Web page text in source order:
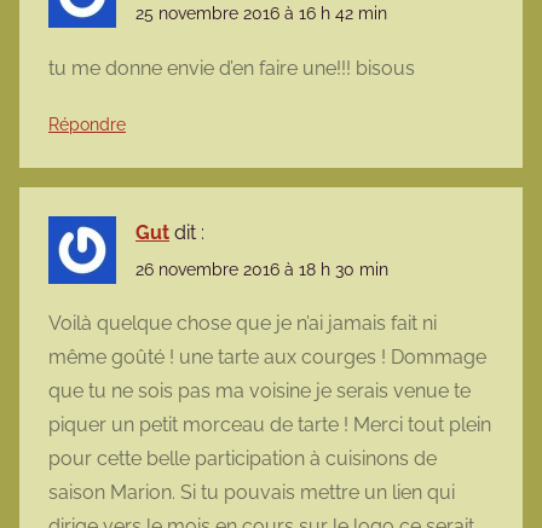
25 novembre 2016 à 16 h 42 min
tu me donne envie d’en faire une!!! bisous
Répondre
Gut dit :
26 novembre 2016 à 18 h 30 min
Voilà quelque chose que je n’ai jamais fait ni
même goûté ! une tarte aux courges ! Dommage
que tu ne sois pas ma voisine je serais venue te
piquer un petit morceau de tarte ! Merci tout plein
pour cette belle participation à cuisinons de
saison Marion. Si tu pouvais mettre un lien qui